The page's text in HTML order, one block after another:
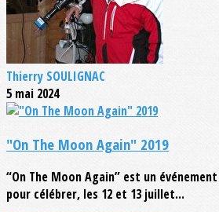
Thierry SOULIGNAC
5 mai 2024
"On The Moon Again" 2019
“On The Moon Again” est un
pour célébrer, les 12 et 13 juillet...